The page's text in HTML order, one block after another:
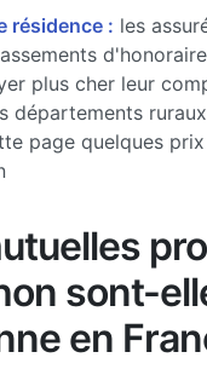
résidence : les
plus cher leur
départements
page quelques
sont-
en